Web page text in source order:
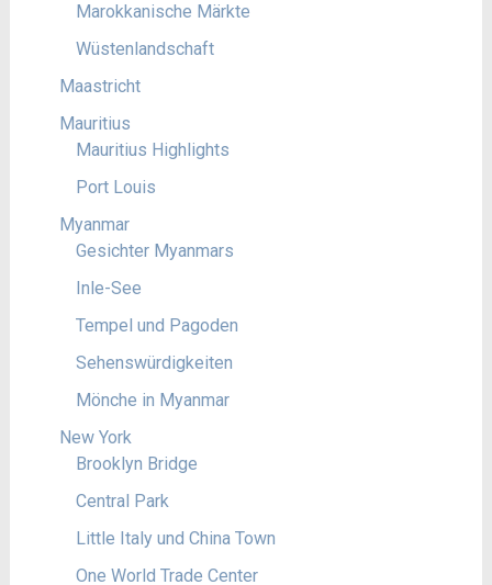
Marokkanische Märkte
Wüstenlandschaft
Maastricht
Mauritius
Mauritius Highlights
Port Louis
Myanmar
Gesichter Myanmars
Inle-See
Tempel und Pagoden
Sehenswürdigkeiten
Mönche in Myanmar
New York
Brooklyn Bridge
Central Park
Little Italy und China Town
One World Trade Center